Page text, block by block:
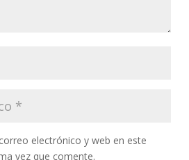
electrónico y web en este
vez que comente.